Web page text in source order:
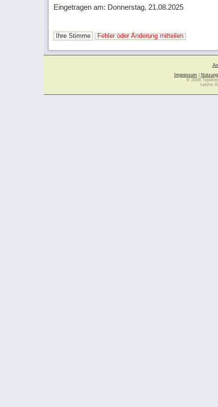
Eingetragen am: Donnerstag, 21.08.2025
Ihre Stimme Fehler oder Änderung mitteilen
Impressum
© 2006
Letzte